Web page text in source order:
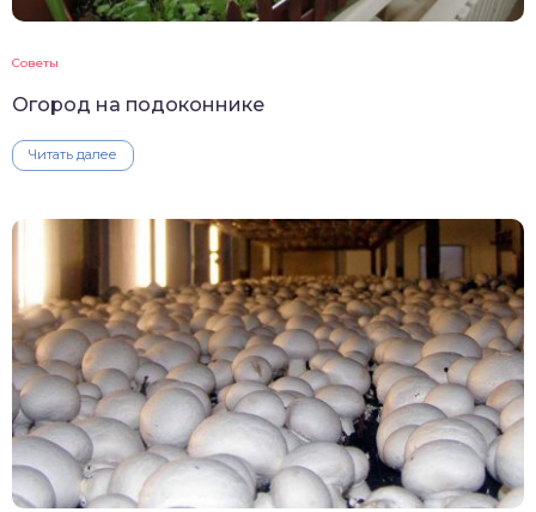
Советы
Огород на подоконнике
Читать далее